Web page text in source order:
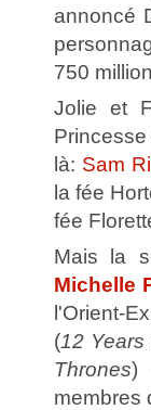
annoncé
750
Jolie et
là: Sam
la fée
fée
Mais la
Michelle
l'Orient-
(12
Thrones)
membres